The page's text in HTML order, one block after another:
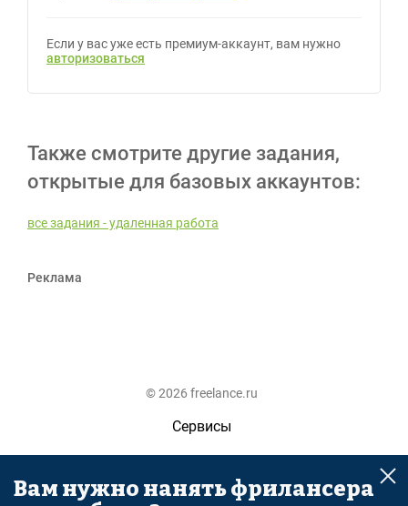
Если у вас уже есть премиум-аккаунт, вам нужно
авторизоваться
Также смотрите другие задания,
открытые для базовых аккаунтов:
все задания - удаленная работа
Реклама
© 2026 freelance.ru
Сервисы
Помощь
Поиск
Вам нужно нанять фрилансера